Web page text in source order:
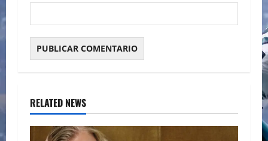
RELATED NEWS